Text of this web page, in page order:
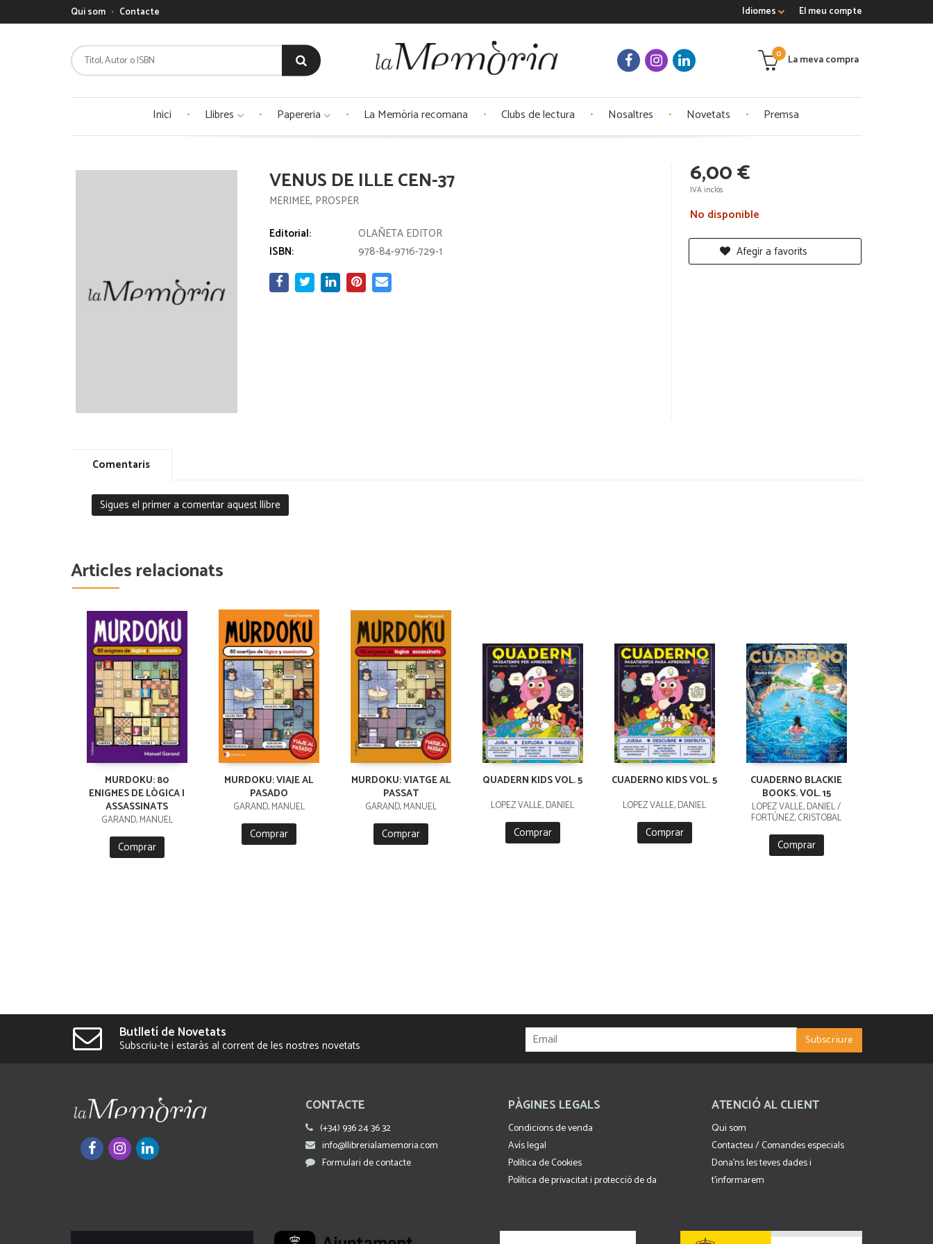
El meu compte
Idiomes
Qui som Contacte
La meva compra
0
Inici Llibres Papereria La Memòria recomana Clubs de lectura Nosaltres Novetats Premsa
VENUS DE ILLE CEN-37
MERIMEE, PROSPER
Editorial:
OLAÑETA EDITOR
ISBN:
978-84-9716-729-1
6,00 €
IVA inclós
No disponible
Afegir a favorits
Comentaris
Sigues el primer a comentar aquest llibre
Articles relacionats
MURDOKU: 80
ENIGMES DE LÒGICA I
ASSASSINATS
GARAND, MANUEL
Comprar
MURDOKU: VIAJE AL
PASADO
GARAND, MANUEL
Comprar
MURDOKU: VIATGE AL
PASSAT
GARAND, MANUEL
Comprar
QUADERN KIDS VOL. 5
LÓPEZ VALLE, DANIEL
Comprar
CUADERNO KIDS VOL. 5
LÓPEZ VALLE, DANIEL
Comprar
CUADERNO BLACKIE
BOOKS. VOL. 15
LÓPEZ VALLE, DANIEL /
FORTÚNEZ, CRISTOBAL
Comprar
Butlletí de Novetats
Subscriu-te i estaràs al corrent de les nostres novetats
CONTACTE
(+34) 936 24 36 32
info@llibrerialamemoria.com
Formulari de contacte
PÀGINES LEGALS
Condicions de venda
Avís legal
Política de Cookies
Política de privacitat i protecció de da
ATENCIÓ AL CLIENT
Qui som
Contacteu / Comandes especials
Dona'ns les teves dades i
t'informarem